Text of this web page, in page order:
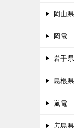
岡山県
岡電
岩手県
島根県
嵐電
広島県